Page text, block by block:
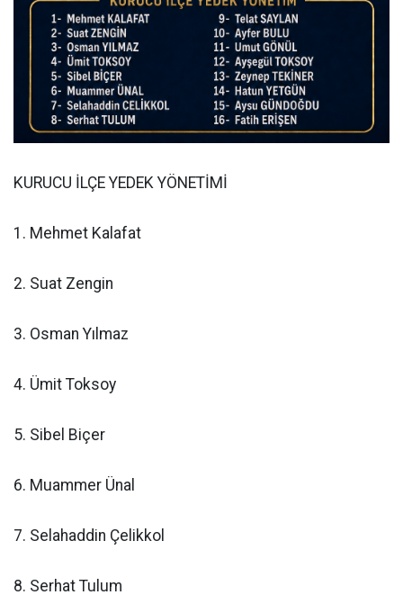
KURUCU İLÇE YEDEK YÖNETİMİ
1. Mehmet Kalafat
2. Suat Zengin
3. Osman Yılmaz
4. Ümit Toksoy
5. Sibel Biçer
6. Muammer Ünal
7. Selahaddin Çelikkol
8. Serhat Tulum